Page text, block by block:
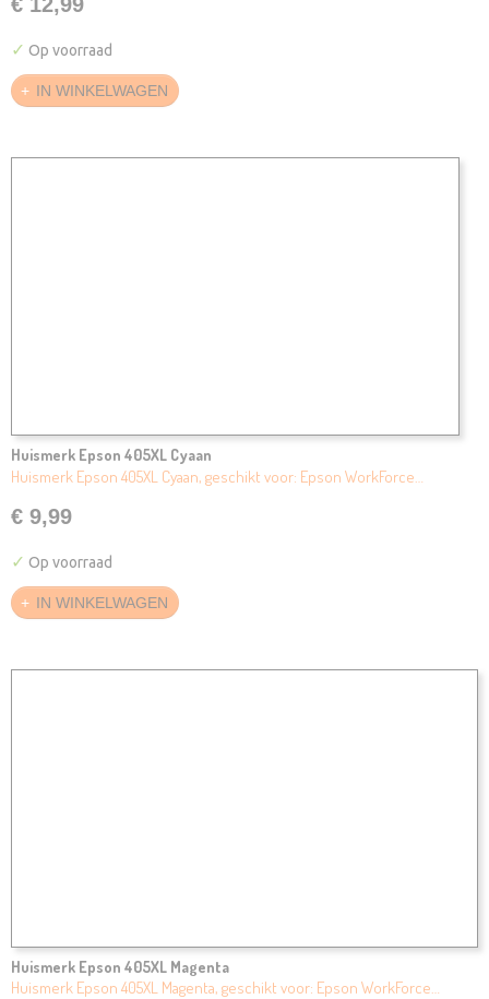
✓ Op voorraad
IN WINKELWAGEN
Huismerk Epson 405XL Cyaan
Huismerk Epson 405XL Cyaan, geschikt voor: Epson WorkForce…
€ 9,99
✓ Op voorraad
IN WINKELWAGEN
Huismerk Epson 405XL Magenta
Huismerk Epson 405XL Magenta, geschikt voor: Epson WorkForce…